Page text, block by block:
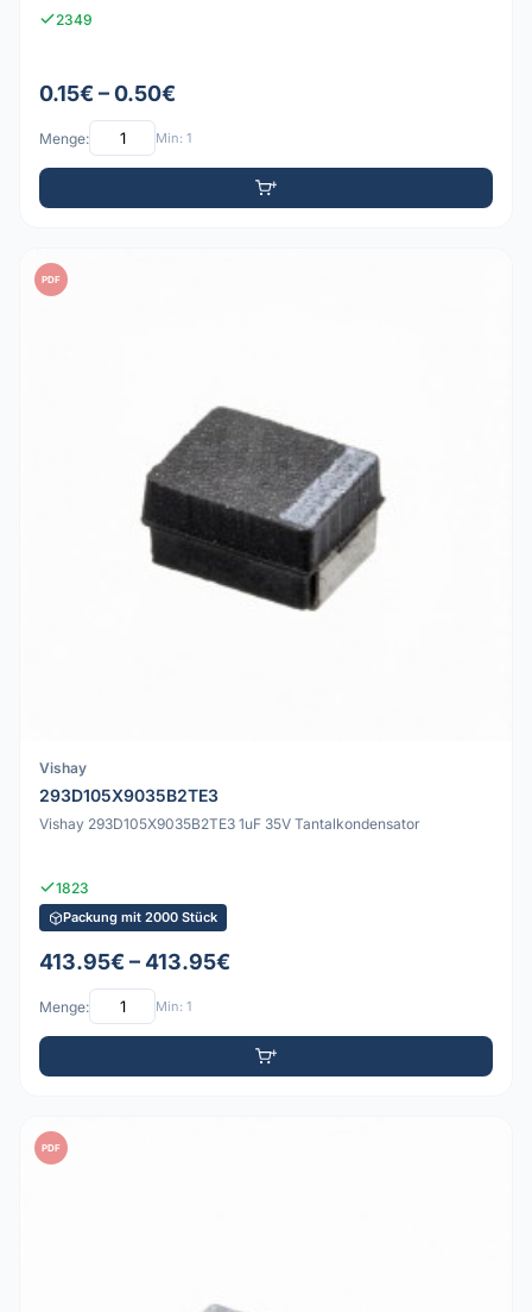
2349
0.15€ – 0.50€
Menge: Min: 1
PDF
Vishay
293D105X9035B2TE3
Vishay 293D105X9035B2TE3 1uF 35V Tantalkondensator
1823
Packung mit 2000 Stück
413.95€ – 413.95€
Menge: Min: 1
PDF